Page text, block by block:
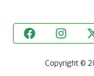
Copyright ©